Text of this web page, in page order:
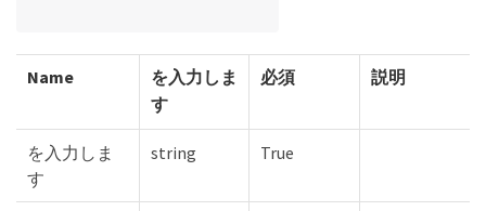
Name
を入力しま
す
必須 説明
を入力しま
す
string True